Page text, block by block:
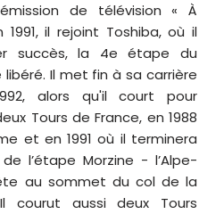
de télévision « À
il rejoint Toshiba, où il
succès, la 4e étape du
Il met fin à sa carrière
alors qu'il court pour
Tours de France, en 1988
et en 1991 où il terminera
de l’étape Morzine - l’Alpe-
au sommet du col de la
courut aussi deux Tours